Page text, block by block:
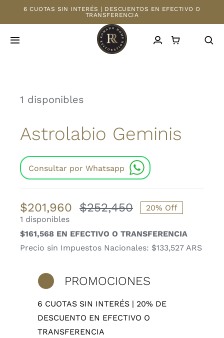
6 CUOTAS SIN INTERÉS | DESCUENTOS EN EFECTIVO O
TRANSFERENCIA
Toggle
MAYORISTAS
NOSOTROS
1 disponibles
Astrolabio Geminis
Consultar por Whatsapp
$252,450El
precio
original
era:
$201,960
El
precio
actual
20% Off
1 disponibles
$161,568 EN EFECTIVO O TRANSFERENCIA
Precio sin Impuestos Nacionales: $133,527 ARS
PROMOCIONES
6 CUOTAS SIN INTERÉS | 20% DE
DESCUENTO EN EFECTIVO O
TRANSFERENCIA